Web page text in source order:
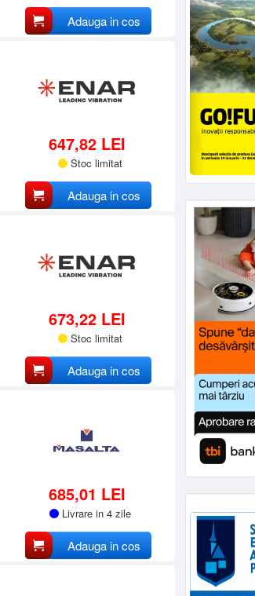
Adauga in cos
647,82 LEI
Stoc limitat
Adauga in cos
673,22 LEI
Stoc limitat
Adauga in cos
685,01 LEI
Livrare in 4 zile
Adauga in cos